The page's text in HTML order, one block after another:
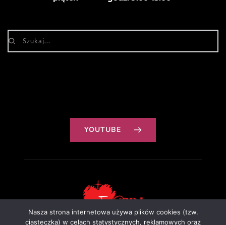
YOUTUBE
Nasza strona internetowa używa plików cookies (tzw.
ciasteczka) w celach statystycznych, reklamowych oraz